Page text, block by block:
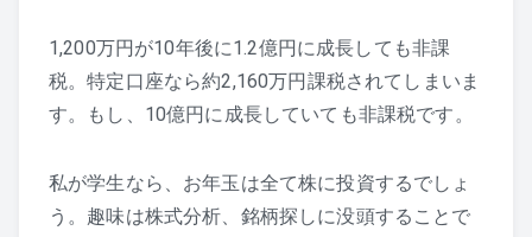
1,200万円が10年後に1.2億円に成長しても非課
税。特定口座なら約2,160万円課税されてしまいま
す。もし、10億円に成長していても非課税です。
私が学生なら、お年玉は全て株に投資するでしょ
う。趣味は株式分析、銘柄探しに没頭することで